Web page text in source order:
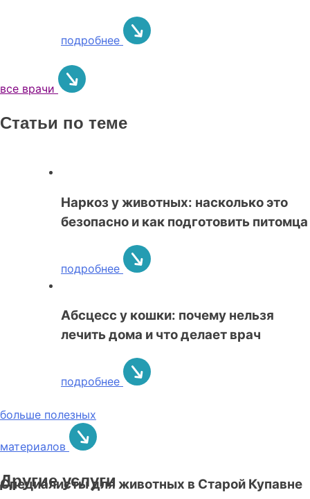
подробнее
все врачи
Статьи по теме
Наркоз у животных: насколько это
безопасно и как подготовить питомца
подробнее
Абсцесс у кошки: почему нельзя
лечить дома и что делает врач
подробнее
больше полезных
материалов
Другие услуги
Специалисты для животных в Старой Купавне